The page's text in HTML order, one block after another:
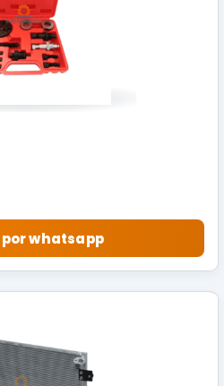
whatsapp